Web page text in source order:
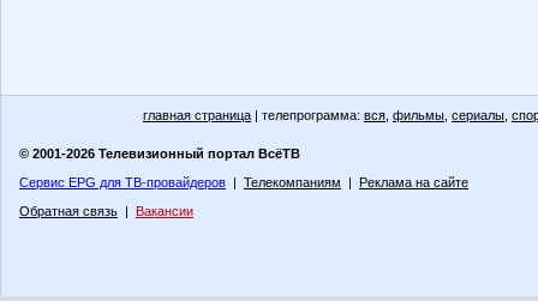
главная страница | телепрограмма: вся фильмы сериалы
© 2001-2026 Телевизионный портал ВсёТВ
Сервис EPG для ТВ-провайдеров | Телекомпаниям | Реклама на сайте
Обратная связь | Вакансии